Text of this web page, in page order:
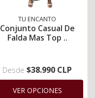
TU ENCANTO
Conjunto Casual De
Falda Mas Top ..
Desde $38.990 CLP
VER OPCIONES